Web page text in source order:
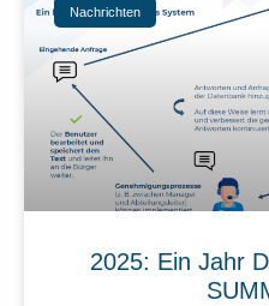
Nachrichten
2025: Ein Jahr